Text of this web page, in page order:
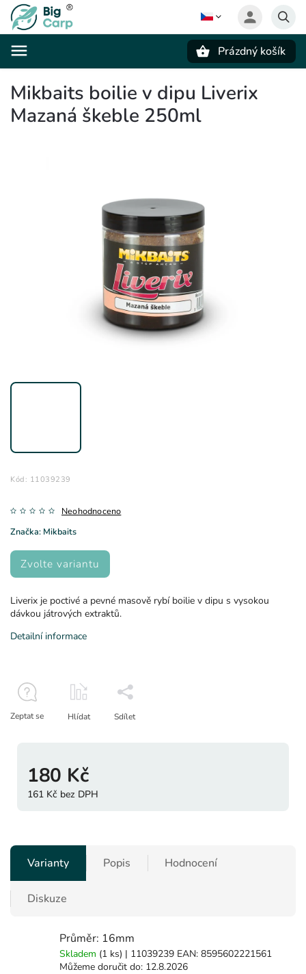
Prázdný košík
Mikbaits boilie v dipu Liverix
Mazaná škeble 250ml
Kód: 11039239
Neohodnoceno
Značka: Mikbaits
180 Kč
161 Kč bez DPH
Zvolte variantu
Liverix je poctivé a pevné masově rybí boilie v dipu s vysokou
dávkou játrových extraktů.
Detailní informace
Zeptat se Hlídat Sdílet
Varianty Popis Hodnocení
Diskuze
Průměr: 16mm
Skladem (1 ks) | 11039239 EAN: 8595602221561
Můžeme doručit do: 12.8.2026